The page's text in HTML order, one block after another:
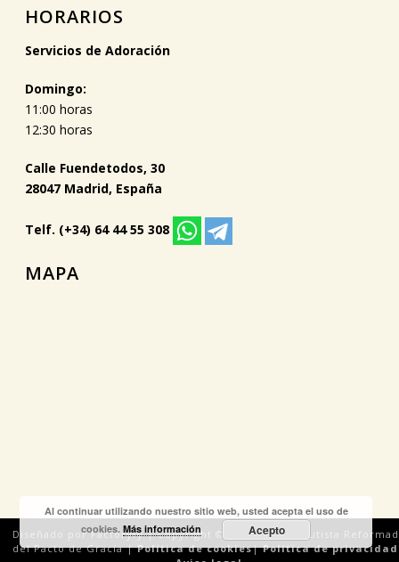
HORARIOS
Servicios de Adoración
Domingo:
11:00 horas
12:30 horas
Calle Fuendetodos, 30
28047 Madrid, España
Telf. (+34) 64 44 55 308
MAPA
Diseñado por Factoryfy | Copyright © 2018 Iglesia Bautista
del Pacto de Gracia |Política de cookies|Política de privacidad
Al continuar utilizando nuestro sitio web, usted acepta el uso de
cookies.Más información Acepto